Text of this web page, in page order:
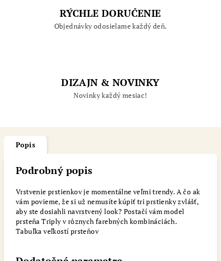
RÝCHLE DORUČENIE
Objednávky odosielame každý deň.
DIZAJN & NOVINKY
Novinky každý mesiac!
Popis
Podrobný popis
Vrstvenie prstienkov je momentálne veľmi trendy. A čo ak
vám povieme, že si už nemusíte kúpiť tri prstienky zvlášť,
aby ste dosiahli navrstvený look? Postačí vám model
prsteňa Triply v rôznych farebných kombináciách.
Tabuľka veľkostí prsteňov